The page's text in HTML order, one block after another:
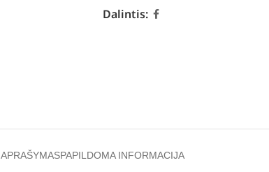
Dalintis:
APRAŠYMASPAPILDOMA INFORMACIJA